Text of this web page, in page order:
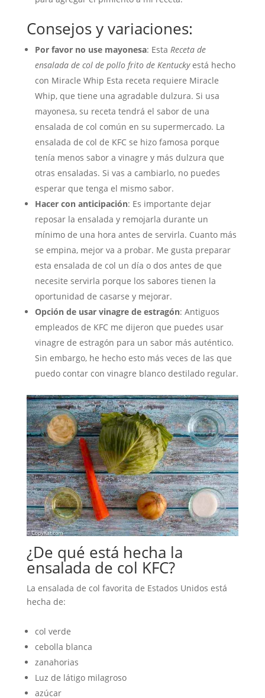
Consejos y variaciones:
Por favor no use mayonesa: Esta Receta de
ensalada de col de pollo frito de Kentuckyestá hecho
con Miracle Whip Esta receta requiere Miracle
Whip, que tiene una agradable dulzura. Si usa
mayonesa, su receta tendrá el sabor de una
ensalada de col común en su supermercado. La
ensalada de col de KFC se hizo famosa porque
tenía menos sabor a vinagre y más dulzura que
otras ensaladas. Si vas a cambiarlo, no puedes
esperar que tenga el mismo sabor.
Hacer con anticipación: Es importante dejar
reposar la ensalada y remojarla durante un
mínimo de una hora antes de servirla. Cuanto más
se empina, mejor va a probar. Me gusta preparar
esta ensalada de col un día o dos antes de que
necesite servirla porque los sabores tienen la
oportunidad de casarse y mejorar.
Opción de usar vinagre de estragón: Antiguos
empleados de KFC me dijeron que puedes usar
vinagre de estragón para un sabor más auténtico.
Sin embargo, he hecho esto más veces de las que
puedo contar con vinagre blanco destilado regular.
¿De qué está hecha la
ensalada de col KFC?
La ensalada de col favorita de Estados Unidos está
hecha de:
col verde
cebolla blanca
zanahorias
Luz de látigo milagroso
azúcar